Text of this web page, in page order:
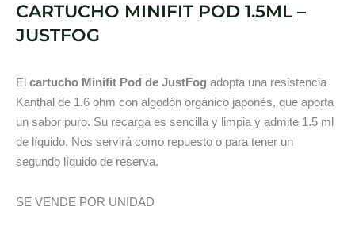
CARTUCHO MINIFIT POD 1.5ML –
JUSTFOG
El cartucho Minifit Pod de JustFog adopta una resistencia
Kanthal de 1.6 ohm con algodón orgánico japonés, que aporta
un sabor puro. Su recarga es sencilla y limpia y admite 1.5 ml
de líquido. Nos servirá como repuesto o para tener un
segundo líquido de reserva.
SE VENDE POR UNIDAD